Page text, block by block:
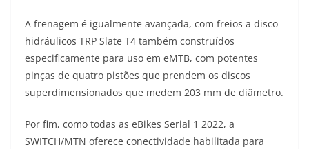
A frenagem é igualmente avançada, com freios a disco
hidráulicos TRP Slate T4 também construídos
especificamente para uso em eMTB, com potentes
pinças de quatro pistões que prendem os discos
superdimensionados que medem 203 mm de diâmetro.
Por fim, como todas as eBikes Serial 1 2022, a
SWITCH/MTN oferece conectividade habilitada para